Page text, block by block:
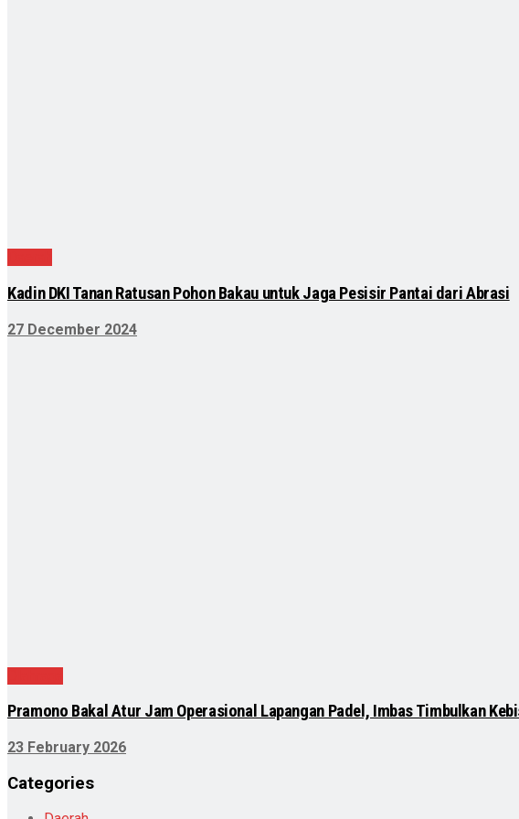
Kadin DKI Tanan Ratusan Pohon Bakau untuk Jaga Pesisir Pantai dari Abrasi
27 December 2024
Pramono Bakal Atur Jam Operasional Lapangan Padel, Imbas Timbulkan
23 February 2026
Categories